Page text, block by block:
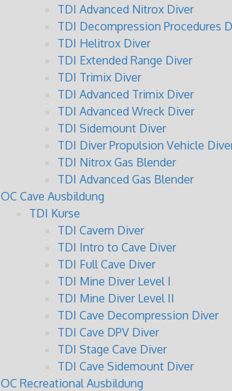
TDI Advanced Nitrox Diver
TDI Decompression Procedures
TDI Helitrox Diver
TDI Extended Range Diver
TDI Trimix Diver
TDI Advanced Trimix Diver
TDI Advanced Wreck Diver
TDI Sidemount Diver
TDI Diver Propulsion Vehicle
TDI Nitrox Gas Blender
TDI Advanced Gas Blender
OC Cave Ausbildung
TDI Kurse
TDI Cavern Diver
TDI Intro to Cave Diver
TDI Full Cave Diver
TDI Mine Diver Level I
TDI Mine Diver Level II
TDI Cave Decompression Diver
TDI Cave DPV Diver
TDI Stage Cave Diver
TDI Cave Sidemount Diver
OC Recreational Ausbildung